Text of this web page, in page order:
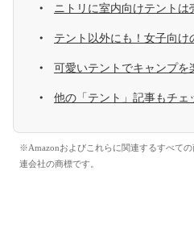
ニトリに室内向けテントは
テント以外にも！女子向
可愛いテントでキャンプを
他の「テント」記事もチェ
※Amazonおよびこれらに関連するすべて
連会社の商標です。